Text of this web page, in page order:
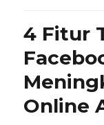
4 Fitur
Online